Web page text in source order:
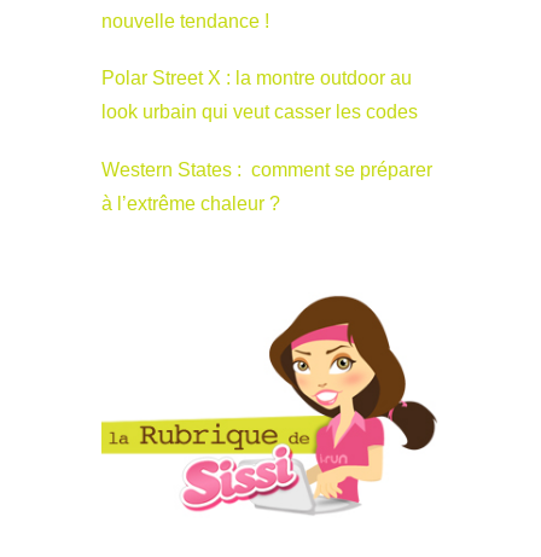
nouvelle tendance !
Polar Street X : la montre outdoor au
look urbain qui veut casser les codes
Western States : comment se préparer
à l’extrême chaleur ?